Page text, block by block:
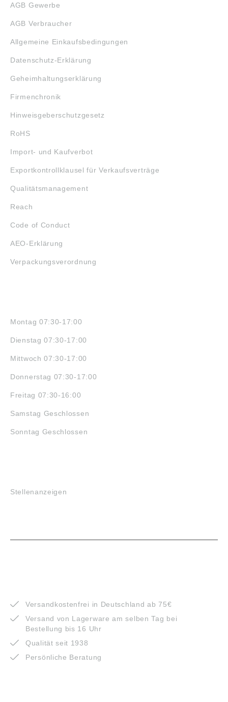
AGB Gewerbe
AGB Verbraucher
Allgemeine Einkaufsbedingungen
Datenschutz-Erklärung
Geheimhaltungserklärung
Firmenchronik
Hinweisgeberschutzgesetz
RoHS
Import- und Kaufverbot
Exportkontrollklausel für Verkaufsverträge
Qualitätsmanagement
Reach
Code of Conduct
AEO-Erklärung
Verpackungsverordnung
Montag 07:30-17:00
Dienstag 07:30-17:00
Mittwoch 07:30-17:00
Donnerstag 07:30-17:00
Freitag 07:30-16:00
Samstag Geschlossen
Sonntag Geschlossen
Stellenanzeigen
Versandkostenfrei in Deutschland ab 75€
Versand von Lagerware am selben Tag bei
Bestellung bis 16 Uhr
Qualität seit 1938
Persönliche Beratung